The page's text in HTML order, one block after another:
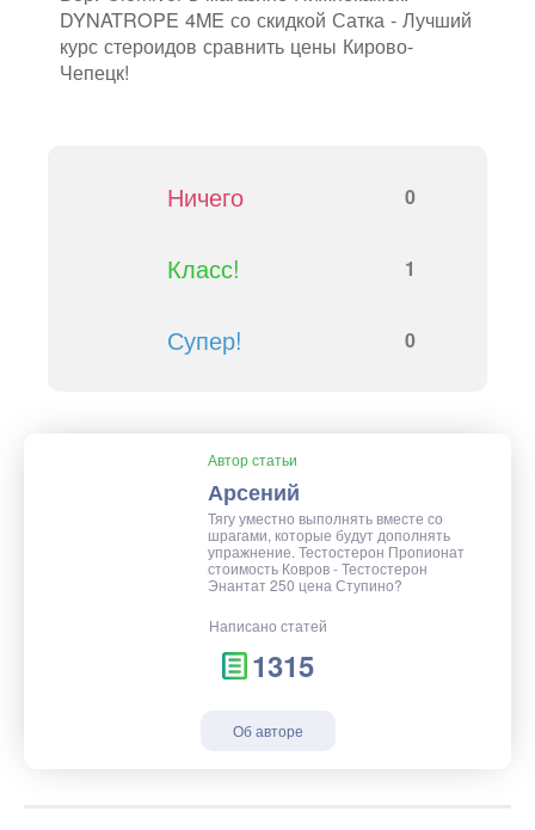
DYNATROPE 4ME со скидкой Сатка - Лучший
курс стероидов сравнить цены Кирово-
Чепецк!
Ничего 0
Класс! 1
Супер! 0
Автор статьи
Арсений
Тягу уместно выполнять вместе со
шрагами, которые будут дополнять
упражнение. Тестостерон Пропионат
стоимость Ковров - Тестостерон
Энантат 250 цена Ступино?
Написано статей
1315
Об авторе